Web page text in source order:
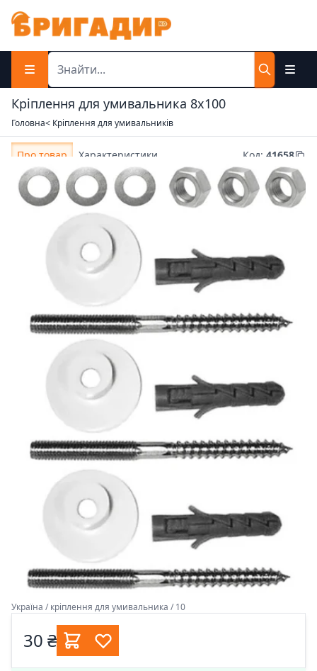
Кріплення для умивальника 8х100
Головна< Кріплення для умивальників
Про товар Характеристики Код: 41658
Україна / кріплення для умивальника / 10
30 ₴